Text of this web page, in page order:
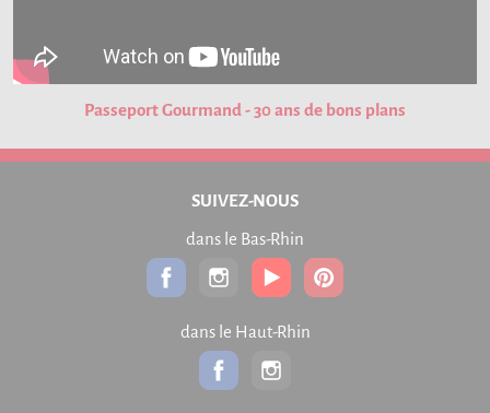
Passeport Gourmand - 30 ans de bons plans
SUIVEZ-NOUS
dans le Bas-Rhin
dans le Haut-Rhin